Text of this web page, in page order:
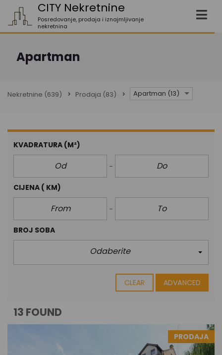
CITY Nekretnine
Posredovanje, prodaja i iznajmljivanje
nekretnina
Apartman
Nekretnine (639) Prodaja (83) Apartman (13)
KVADRATURA (M²)
CIJENA ( KM)
BROJ SOBA
Odaberite
CLEAR ADVANCED
13 FOUND
PRODAJA